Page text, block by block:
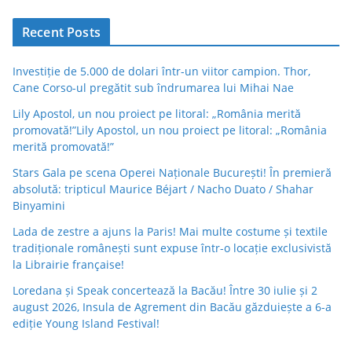
Recent Posts
Investiție de 5.000 de dolari într-un viitor campion. Thor,
Cane Corso-ul pregătit sub îndrumarea lui Mihai Nae
Lily Apostol, un nou proiect pe litoral: „România merită
promovată!”Lily Apostol, un nou proiect pe litoral: „România
merită promovată!”
Stars Gala pe scena Operei Naționale București! În premieră
absolută: tripticul Maurice Béjart / Nacho Duato / Shahar
Binyamini
Lada de zestre a ajuns la Paris! Mai multe costume și textile
tradiționale românești sunt expuse într-o locație exclusivistă
la Librairie française!
Loredana și Speak concertează la Bacău! Între 30 iulie și 2
august 2026, Insula de Agrement din Bacău găzduiește a 6-a
ediție Young Island Festival!